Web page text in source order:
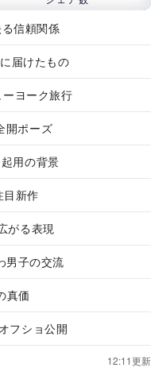
信頼関係
届けたもの
ヨーク旅行
開ポーズ
用の背景
目新作
がる表現
男子の交流
真価
フショ公開
12:11更新